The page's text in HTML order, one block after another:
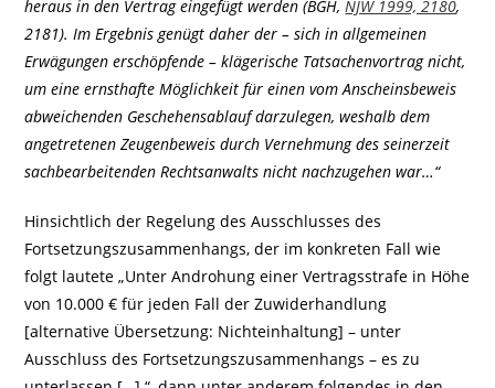
heraus in den Vertrag eingefügt werden (BGH, NJW 1999, 2180,
2181). Im Ergebnis genügt daher der – sich in allgemeinen
Erwägungen erschöpfende – klägerische Tatsachenvortrag nicht,
um eine ernsthafte Möglichkeit für einen vom Anscheinsbeweis
abweichenden Geschehensablauf darzulegen, weshalb dem
angetretenen Zeugenbeweis durch Vernehmung des seinerzeit
sachbearbeitenden Rechtsanwalts nicht nachzugehen war…“
Hinsichtlich der Regelung des Ausschlusses des
Fortsetzungszusammenhangs, der im konkreten Fall wie
folgt lautete „Unter Androhung einer Vertragsstrafe in Höhe
von 10.000 € für jeden Fall der Zuwiderhandlung
[alternative Übersetzung: Nichteinhaltung] – unter
Ausschluss des Fortsetzungszusammenhangs – es zu